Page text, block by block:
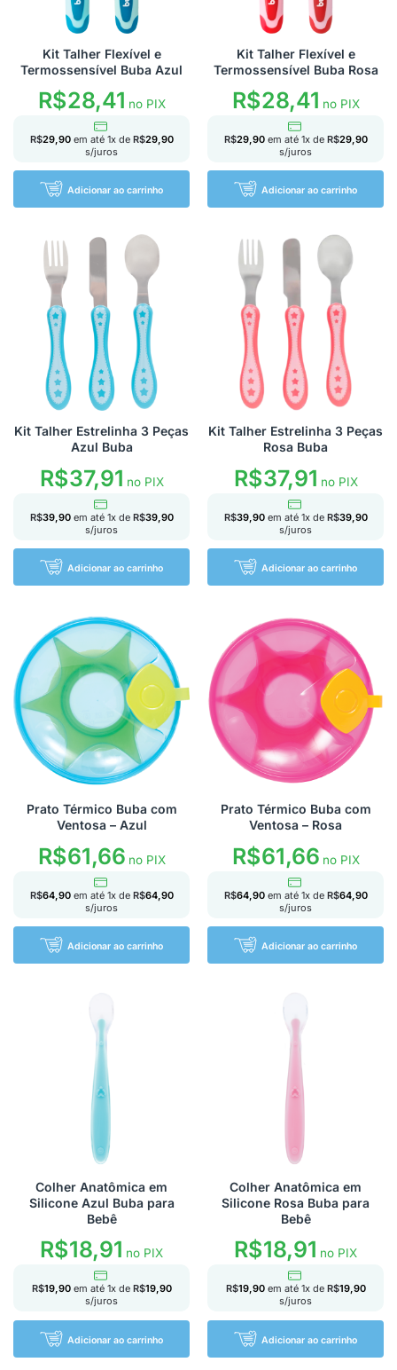
Kit Talher Flexível e
Termossensível Buba Azul
R$28,41 no PIX
R$29,90 em até 1x de R$29,90
s/juros
Adicionar ao carrinho
Kit Talher Flexível e
Termossensível Buba Rosa
R$28,41 no PIX
R$29,90 em até 1x de R$29,90
s/juros
Adicionar ao carrinho
Kit Talher Estrelinha 3 Peças
Azul Buba
R$37,91 no PIX
R$39,90 em até 1x de R$39,90
s/juros
Adicionar ao carrinho
Kit Talher Estrelinha 3 Peças
Rosa Buba
R$37,91 no PIX
R$39,90 em até 1x de R$39,90
s/juros
Adicionar ao carrinho
Prato Térmico Buba com
Ventosa – Azul
R$61,66no PIX
R$64,90 em até 1x de R$64,90
s/juros
Adicionar ao carrinho
Prato Térmico Buba com
Ventosa – Rosa
R$61,66no PIX
R$64,90 em até 1x de R$64,90
s/juros
Adicionar ao carrinho
Colher Anatômica em
Silicone Azul Buba para
Bebê
R$18,91 no PIX
R$19,90 em até 1x de R$19,90
s/juros
Adicionar ao carrinho
Colher Anatômica em
Silicone Rosa Buba para
Bebê
R$18,91 no PIX
R$19,90 em até 1x de R$19,90
s/juros
Adicionar ao carrinho